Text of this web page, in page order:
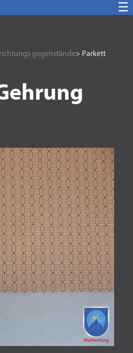
☰
gegenstände> Parkett